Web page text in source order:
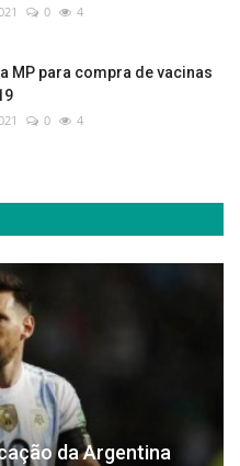
0 4
MP para compra de vacinas
0 4
da Argentina